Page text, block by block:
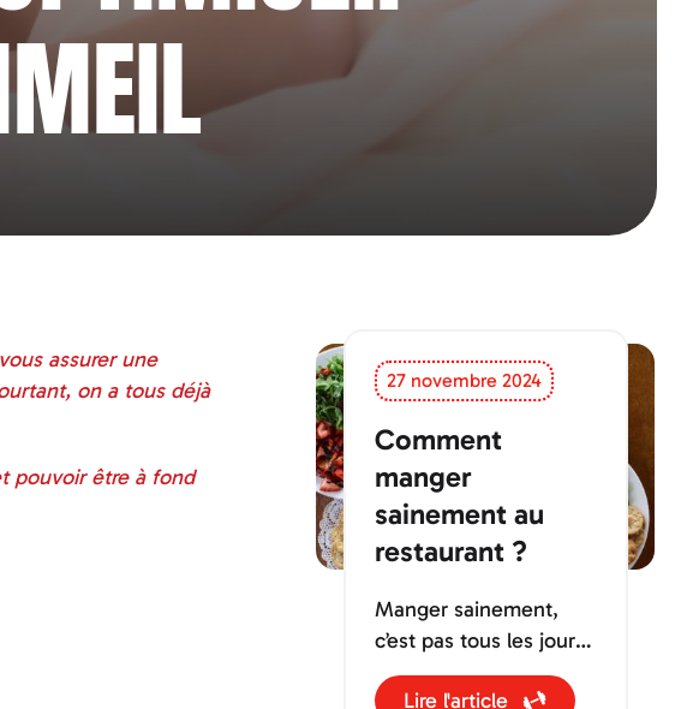
assurer une
on a tous déjà
pouvoir être à fond
27 novembre 2024
Comment
manger
sainement au
restaurant ?
Manger sainement,
c’est pas tous les jours
facile, surtout quand
on se retrouve devant
Lire l'article